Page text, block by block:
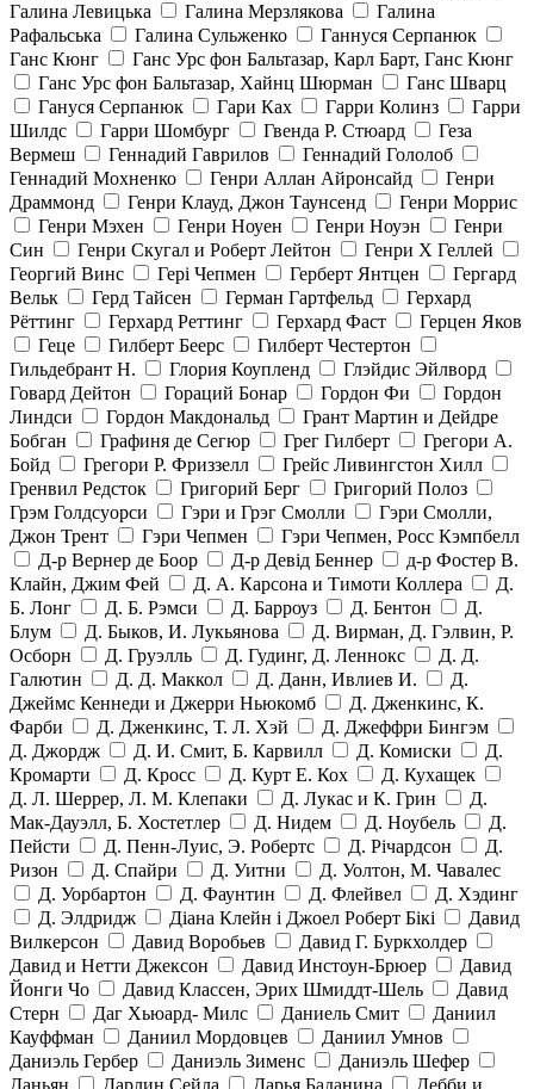
Галина Левицька
Галина Мерзлякова
Галина
Рафальська
Галина Сульженко
Ганнуся Серпанюк
Ганс Кюнг
Ганс Урс фон Бальтазар, Карл Барт, Ганс Кюнг
Ганс Урс фон Бальтазар, Хайнц Шюрман
Ганс Шварц
Гануся Серпанюк
Гари Ках Гарри Колинз
Гарри
Шилдс
Гарри Шомбург Гвенда Р. Стюард
Геза
Вермеш
Геннадий Гаврилов
Геннадий Гололоб
Геннадий Мохненко
Генри Аллан Айронсайд
Генри
Драммонд
Генри Клауд, Джон Таунсенд
Генри Моррис
Генри Мэхен
Генри Ноуен Генри Ноуэн
Генри
Син
Генри Скугал и Роберт Лейтон
Генри Х Геллей
Георгий Винс
Гері Чепмен Герберт Янтцен
Гергард
Вельк
Герд Тайсен Герман Гартфельд
Герхард
Рёттинг
Герхард Реттинг Герхард Фаст
Герцен Яков
Геце
Гилберт Беерс
Гилберт Честертон
Гильдебрант Н.
Глория Коупленд
Глэйдис Эйлворд
Говард Дейтон
Гораций Бонар Гордон Фи
Гордон
Линдси
Гордон Макдональд
Грант Мартин и Дейдре
Бобган
Графиня де Сегюр Грег Гилберт
Грегори А.
Бойд
Грегори Р. Фриззелл
Грейс Ливингстон Хилл
Гренвил Редсток
Григорий Берг
Григорий Полоз
Грэм Голдсуорси
Гэри и Грэг Смолли
Гэри Смолли,
Джон Трент
Гэри Чепмен
Гэри Чепмен, Росс Кэмпбелл
Д-р Вернер де Боор
Д-р Девід Беннер
д-р Фостер В.
Клайн, Джим Фей
Д. А. Карсона и Тимоти Коллера
Д.
Б. Лонг
Д. Б. Рэмси Д. Барроуз Д. Бентон
Д.
Блум
Д. Быков, И. Лукьянова
Д. Вирман, Д. Гэлвин, Р.
Осборн
Д. Груэлль Д. Гудинг, Д. Леннокс
Д. Д.
Галютин
Д. Д. Маккол Д. Данн, Ивлиев И.
Д.
Джеймс Кеннеди и Джерри Ньюкомб
Д. Дженкинс, К.
Фарби
Д. Дженкинс, Т. Л. Хэй
Д. Джеффри Бингэм
Д. Джордж
Д. И. Смит, Б. Карвилл Д. Комиски
Д.
Кромарти
Д. Кросс Д. Курт Е. Кох
Д. Кухащек
Д. Л. Шеррер, Л. М. Клепаки
Д. Лукас и К. Грин
Д.
Мак-Дауэлл, Б. Хостетлер
Д. Нидем Д. Ноубель
Д.
Пейсти
Д. Пенн-Луис, Э. Робертс Д. Річардсон
Д.
Ризон
Д. Спайри Д. Уитни
Д. Уолтон, М. Чавалес
Д. Уорбартон
Д. Фаунтин Д. Флейвел
Д. Хэдинг
Д. Элдридж
Діана Клейн і Джоел Роберт Бікі
Давид
Вилкерсон
Давид Воробьев
Давид Г. Буркхолдер
Давид и Нетти Джексон
Давид Инстоун-Брюер
Давид
Йонги Чо
Давид Классен, Эрих Шмиддт-Шель
Давид
Стерн
Даг Хьюард- Милс Даниель Смит
Даниил
Кауффман
Даниил Мордовцев
Даниил Умнов
Даниэль Гербер
Даниэль Зименс
Даниэль Шефер